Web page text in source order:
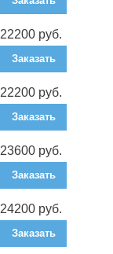
22200 руб.
Заказать
22200 руб.
Заказать
23600 руб.
Заказать
24200 руб.
Заказать